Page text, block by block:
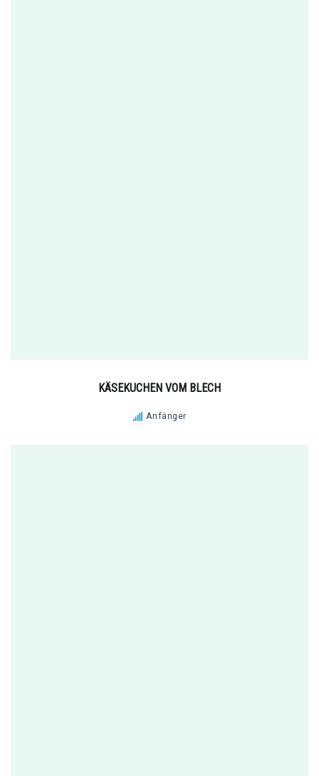
KÄSEKUCHEN VOM BLECH
Anfänger